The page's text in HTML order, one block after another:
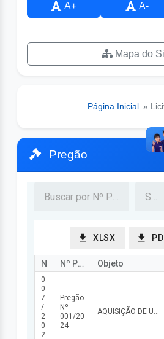
A+ A-
Mapa do
Página Inicial »
Pregão
XLSX
Nº Procedimento Objeto
0
0
7
/
2
0
2
Pregão
Nº
001/20
24
AQUISIÇÃO DE UM VEÍCULO TIPO POPULAR.